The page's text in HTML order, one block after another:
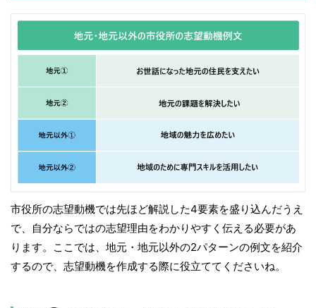
市役所の志望動機では先ほど解説した4要素を盛り込んだうえ
で、自分ならではの志望理由をわかりやすく伝える必要があ
ります。ここでは、地元・地元以外の2パターンの例文を紹介
するので、志望動機を作成する際に役立ててくださいね。